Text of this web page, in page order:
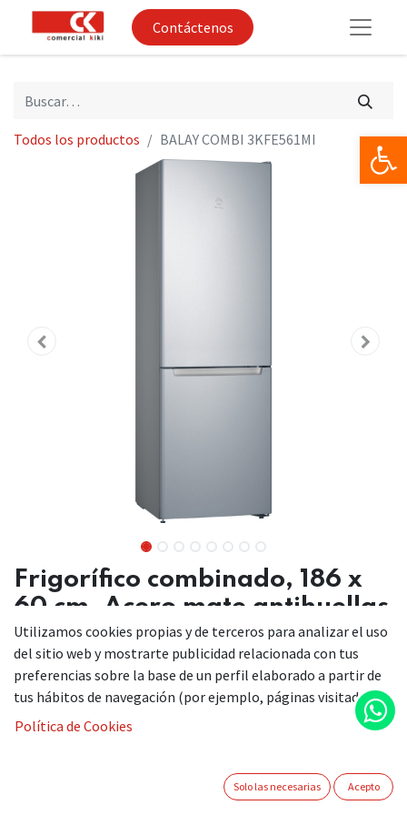
Contáctenos
Todos los productos BALAY COMBI 3KFE561MI
Frigorífico combinado, 186 x
60 cm, Acero mate antihuellas
Conservación Fresh, tiradores integrados y una instalación
sin restricciones, que te otorga más libertad para diseñar tu
cocina.
Clase E
Los tiradores horizontales integrados mantienen la
Utilizamos cookies propias y de terceros para analizar el uso
del sitio web y mostrarte publicidad relacionada con tus
preferencias sobre la base de un perfil elaborado a partir de
tus hábitos de navegación (por ejemplo, páginas visitadas).
Política de Cookies
Solo las necesarias Acepto